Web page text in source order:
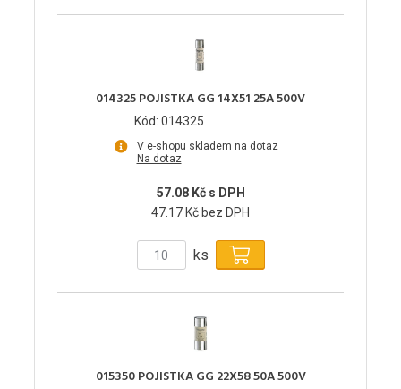
014325 POJISTKA GG 14X51 25A 500V
Kód: 014325
V e-shopu skladem na dotaz
Na dotaz
57.08 Kč s DPH
47.17 Kč bez DPH
ks
015350 POJISTKA GG 22X58 50A 500V